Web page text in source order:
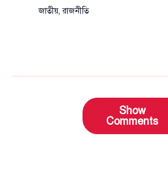
জাতীয়,রাজনীতি
Show
Comments